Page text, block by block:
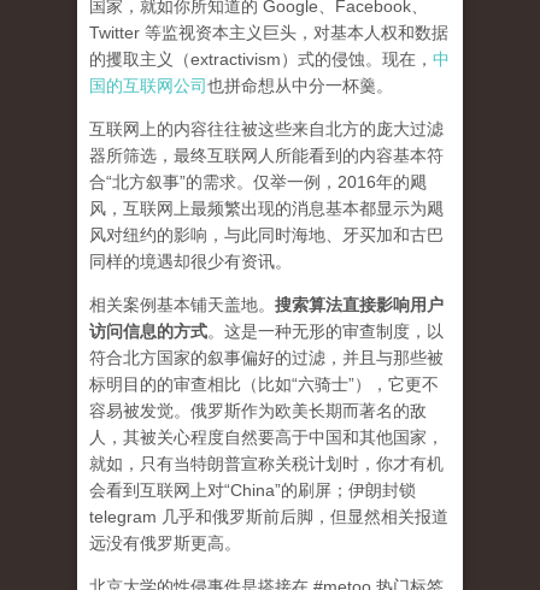
国家，就如你所知道的 Google、Facebook、
Twitter 等监视资本主义巨头，对基本人权和数据
的攫取主义（extractivism）式的侵蚀。现在， 中
国的互联网公司也拼命想从中分一杯羹。
互联网上的内容往往被这些来自北方的庞大过滤
器所筛选，最终互联网人所能看到的内容基本符
合“北方叙事”的需求。仅举一例，2016年的飓
风，互联网上最频繁出现的消息基本都显示为飓
风对纽约的影响，与此同时海地、牙买加和古巴
同样的境遇却很少有资讯。
相关案例基本铺天盖地。 搜索算法直接影响用户
访问信息的方式。 这是一种无形的审查制度，以
符合北方国家的叙事偏好的过滤，并且与那些被
标明目的的审查相比（比如“六骑士”），它更不
容易被发觉。俄罗斯作为欧美长期而著名的敌
人，其被关心程度自然要高于中国和其他国家，
就如，只有当特朗普宣称关税计划时，你才有机
会看到互联网上对“China”的刷屏；伊朗封锁
telegram 几乎和俄罗斯前后脚，但显然相关报道
远没有俄罗斯更高。